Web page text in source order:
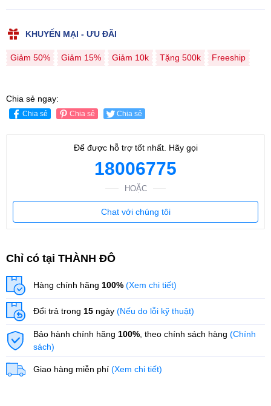
KHUYẾN MẠI - ƯU ĐÃI
Giảm 50% Giảm 15% Giảm 10k Tặng 500k Freeship
Chia sẻ ngay:
Chia sẻ Chia sẻ Chia sẻ
Để được hỗ trợ tốt nhất. Hãy gọi
18006775
HOẶC
Chat với chúng tôi
Chỉ có tại THÀNH ĐÔ
Hàng chính hãng 100% (Xem chi tiết)
Đổi trả trong 15 ngày (Nếu do lỗi kỹ thuật)
Bảo hành chính hãng 100% , theo chính sách hàng (Chính
sách)
Giao hàng miễn phí (Xem chi tiết)